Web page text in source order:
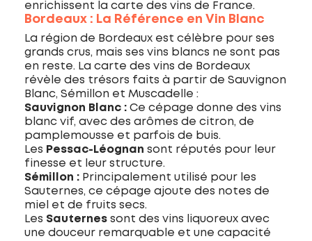
enrichissent la carte des vins de France.
Bordeaux : La Référence en Vin Blanc
La région de Bordeaux est célèbre pour ses
grands crus, mais ses vins blancs ne sont pas
en reste. La carte des vins de Bordeaux
révèle des trésors faits à partir de Sauvignon
Blanc, Sémillon et Muscadelle :
Sauvignon Blanc : Ce cépage donne des vins
blanc vif, avec des arômes de citron, de
pamplemousse et parfois de buis.
Les Pessac-Léognan sont réputés pour leur
finesse et leur structure.
Sémillon : Principalement utilisé pour les
Sauternes, ce cépage ajoute des notes de
miel et de fruits secs.
Les Sauternes sont des vins liquoreux avec
une douceur remarquable et une capacité